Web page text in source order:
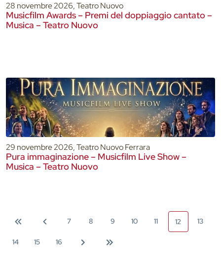
28 novembre 2026, Teatro Nuovo
Musicfilm Awards – Premi del doppiaggio cantato –
Musica – Teatro Nuovo
29 novembre 2026, Teatro Nuovo Ferrara
Pura immaginazione – Musicfilm Live Show –
Musica – Teatro Nuovo
7 8 9 10 11 12 13
14 15 16